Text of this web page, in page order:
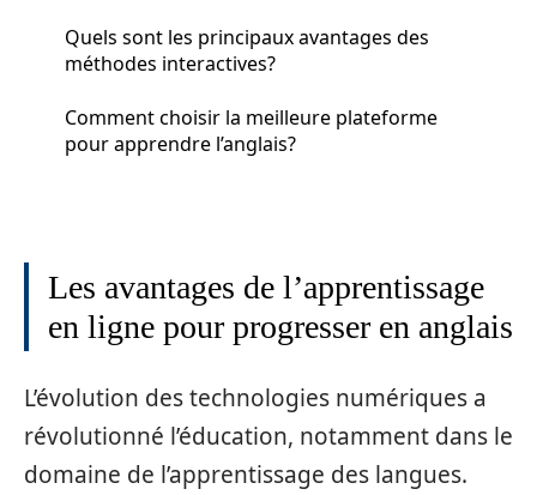
Quels sont les principaux avantages des
méthodes interactives?
Comment choisir la meilleure plateforme
pour apprendre l’anglais?
Les avantages de l’apprentissage
en ligne pour progresser en anglais
L’évolution des technologies numériques a
révolutionné l’éducation, notamment dans le
domaine de l’apprentissage des langues.